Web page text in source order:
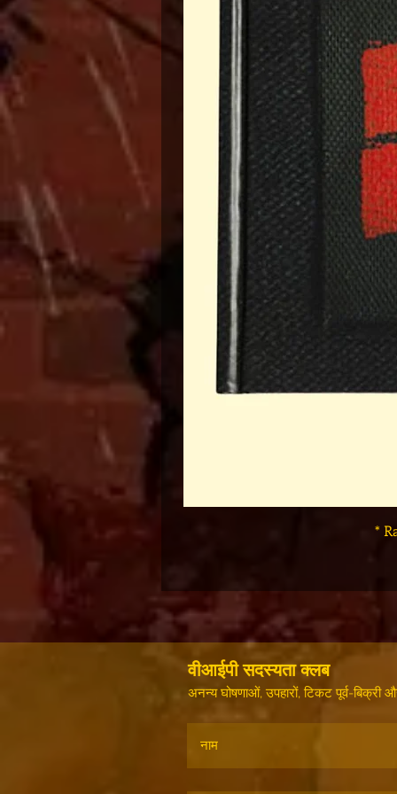
*
वीआईपी सदस्यता क्लब
अनन्य घोषणाओं, उपहारों, टिकट पूर्व-